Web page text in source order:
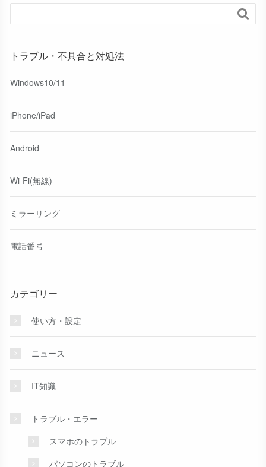

トラブル・不具合と対処法
Windows10/11
iPhone/iPad
Android
Wi-Fi(無線)
ミラーリング
電話番号
カテゴリー
使い方・設定
ニュース
IT知識
トラブル・エラー
スマホのトラブル
パソコンのトラブル